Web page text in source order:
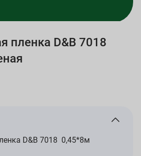
пленка D&B 7018
D&B 7018 0,45*8м